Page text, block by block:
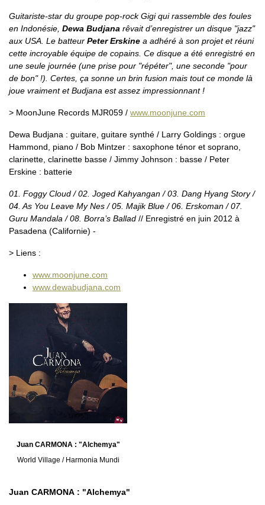
Guitariste-star du groupe pop-rock Gigi qui rassemble des foules
en Indonésie, Dewa Budjana rêvait d’enregistrer un disque "jazz"
aux USA. Le batteur Peter Erskine a adhéré à son projet et réuni
cette incroyable équipe de copains. Ce disque a été enregistré en
une seule journée (une prise pour "répéter", une seconde "pour
de bon" !). Certes, ça sonne un brin fusion mais tout ce monde là
joue vraiment et Budjana est assez impressionnant !
> MoonJune Records MJR059 / www.moonjune.com
Dewa Budjana : guitare, guitare synthé / Larry Goldings : orgue
Hammond, piano / Bob Mintzer : saxophone ténor et soprano,
clarinette, clarinette basse / Jimmy Johnson : basse / Peter
Erskine : batterie
01. Foggy Cloud / 02. Joged Kahyangan / 03. Dang Hyang Story /
04. As You Leave My Nes / 05. Majik Blue / 06. Erskoman / 07.
Guru Mandala / 08. Borra’s Ballad // Enregistré en juin 2012 à
Pasadena (Californie) -
> Liens :
www.moonjune.com
www.dewabudjana.com
Juan CARMONA : "Alchemya"
World Village / Harmonia Mundi
Juan CARMONA : "Alchemya"